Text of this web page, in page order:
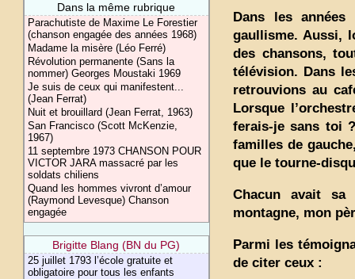
Dans la même rubrique
Parachutiste de Maxime Le Forestier
(chanson engagée des années 1968)
Madame la misère (Léo Ferré)
Révolution permanente (Sans la
nommer) Georges Moustaki 1969
Je suis de ceux qui manifestent...
(Jean Ferrat)
Nuit et brouillard (Jean Ferrat, 1963)
San Francisco (Scott McKenzie,
1967)
11 septembre 1973 CHANSON POUR
VICTOR JARA massacré par les
soldats chiliens
Quand les hommes vivront d’amour
(Raymond Levesque) Chanson
engagée
Brigitte Blang (BN du PG)
25 juillet 1793 l’école gratuite et
obligatoire pour tous les enfants
Dans les
gaullisme. Aussi,
des chansons,
télévision. Dans
retrouvions au
Lorsque
ferais-je sans toi
familles de
que le tourne-
Chacun avait sa
montagne, mon
Parmi les
de citer ceux :